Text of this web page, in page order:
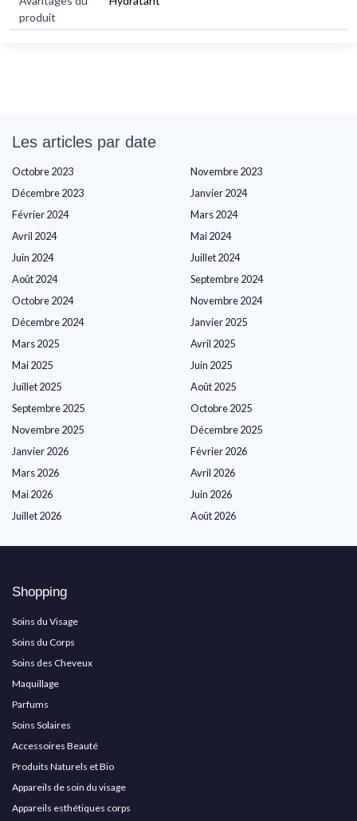
produit
Les articles par date
Octobre 2023
Novembre 2023
Décembre 2023
Janvier 2024
Février 2024
Mars 2024
Avril 2024
Mai 2024
Juin 2024
Juillet 2024
Août 2024
Septembre 2024
Octobre 2024
Novembre 2024
Décembre 2024
Janvier 2025
Mars 2025
Avril 2025
Mai 2025
Juin 2025
Juillet 2025
Août 2025
Septembre 2025
Octobre 2025
Novembre 2025
Décembre 2025
Janvier 2026
Février 2026
Mars 2026
Avril 2026
Mai 2026
Juin 2026
Juillet 2026
Août 2026
Shopping
Soins du Visage
Soins du Corps
Soins des Cheveux
Maquillage
Parfums
Soins Solaires
Accessoires Beauté
Produits Naturels et Bio
Appareils de soin du visage
Appareils esthétiques corps